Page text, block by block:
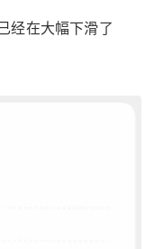
经在大幅下滑了